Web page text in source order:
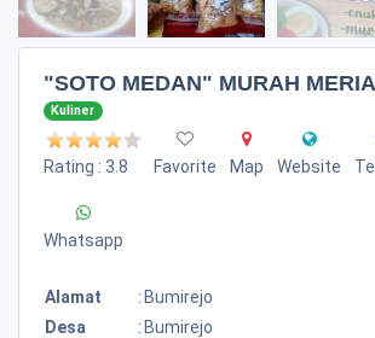
"SOTO MEDAN" MURAH
Kuliner
Rating : 3.8 Favorite Map Website
Whatsapp
Alamat : Bumirejo
Desa
: Bumirejo